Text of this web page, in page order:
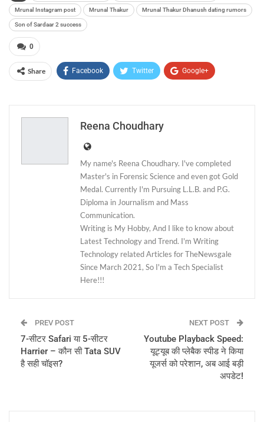
Mrunal Instagram post Mrunal Thakur Mrunal Thakur Dhanush dating rumors
Son of Sardaar 2 success
0
Share Facebook Twitter Google+
Email
Reena Choudhary
My name's Reena Choudhary. I've completed
Master's in Forensic Science and even got Gold
Medal. Currently I'm Pursuing L.L.B. and P.G.
Diploma in Journalism and Mass
Communication.
Writing is My Hobby, And I like to know about
Latest Technology and Trend. I'm Writing
Technology related Articles for TheNewsgale
Since March 2021, So I'm a Tech Specialist
Here!!!
PREV POST
7-सीटर Safari या 5-सीटर
Harrier – कौन सी Tata SUV
है सही चॉइस?
NEXT POST
Youtube Playback Speed:
यूट्यूब की प्लेबैक स्पीड ने किया
यूजर्स को परेशान, अब आई बड़ी
अपडेट!